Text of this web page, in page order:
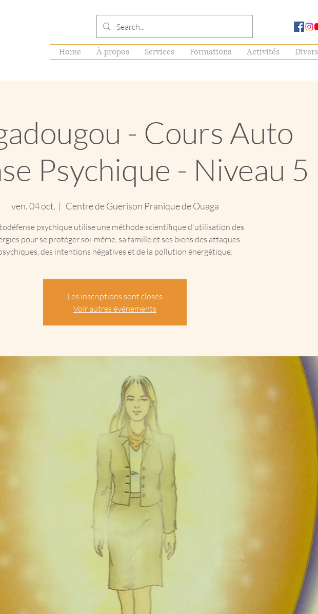
Home À propos Services Formations Activités Divers
- Cours Auto
Psychique - Niveau 5
ven. 04 oct.
  |
Centre de Guerison Pranique de Ouaga
psychique utilise une méthode scientifique d'utilisation des
pour se protéger soi-même, sa famille et ses biens des attaques
des intentions négatives et de la pollution énergétique.
Les inscriptions sont closes
Voir autres événements